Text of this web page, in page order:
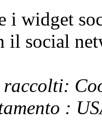
i widget
il social
: